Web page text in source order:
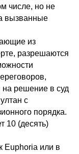
числе, но не
вызванные
из
разрешаются
решение в суд
с
порядка.
10 (десять)
Euphoria или в